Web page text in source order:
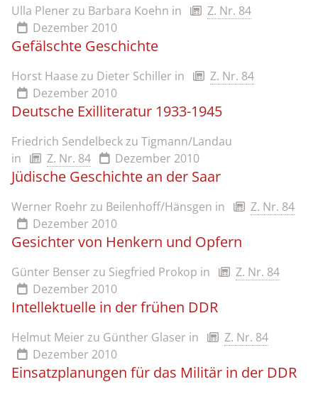
Ulla Plener zu Barbara Koehn in
Z. Nr. 84
Dezember 2010
Gefälschte Geschichte
Horst Haase zu Dieter Schiller in
Z. Nr. 84
Dezember 2010
Deutsche Exilliteratur 1933-1945
Friedrich Sendelbeck zu Tigmann/Landau
in
Z. Nr. 84 Dezember 2010
Jüdische Geschichte an der Saar
Werner Roehr zu Beilenhoff/Hänsgen in
Z. Nr. 84
Dezember 2010
Gesichter von Henkern und Opfern
Günter Benser zu Siegfried Prokop in
Z. Nr. 84
Dezember 2010
Intellektuelle in der frühen DDR
Helmut Meier zu Günther Glaser in
Z. Nr. 84
Dezember 2010
Einsatzplanungen für das Militär in der DDR